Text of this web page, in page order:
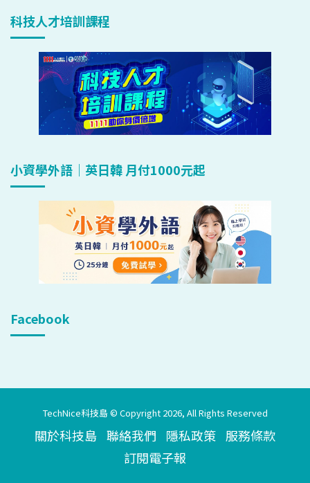
科技人才培訓課程
小資學外語｜英日韓 月付1000元起
Facebook
TechNice科技島 © Copyright 2026, All Rights Reserved
關於科技島 聯絡我們 隱私政策 服務條款
訂閱電子報